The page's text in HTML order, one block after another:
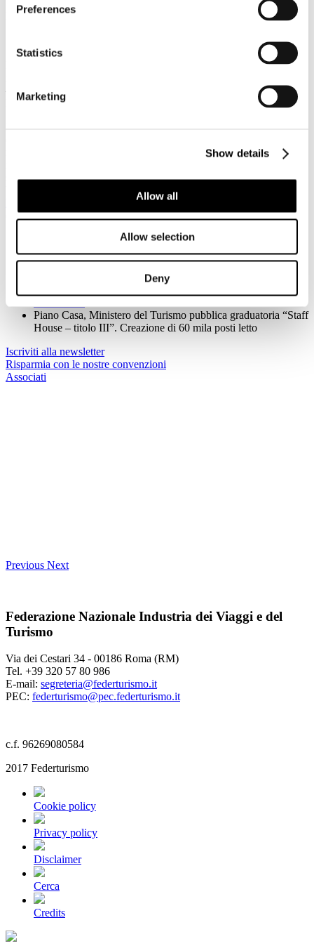
Preferences
Statistics
Marketing
Show details
Allow all
Allow selection
Deny
Dettagli
Il Ministero del Turismo ha pubblicato la graduatoria delle 212
– Titolo III”, l’incentivo per sostenere le spese di alloggio dei
lavoratori del settore turistico-ricettivo.
imprese ammesse. L’incentivo segna un ulteriore passo avanti per un
storia per il turismo, con l’obiettivo principale di migliorare il
benessere dei lavoratori del comparto. Qui il link alla graduatoria
https://www.ministeroturismo.gov.it/sostegno-alle-staff-house/
(Per maggiori informazioni: www.ministeroturismo.gov.it)
Home
I Servizi
Piano Casa, Ministero del Turismo pubblica graduatoria “Staff
House – titolo III”. Creazione di 60 mila posti letto
Iscriviti alla newsletter
Risparmia con le nostre convenzioni
Associati
Previous Next
Federazione Nazionale Industria dei Viaggi e del
Turismo
Via dei Cestari 34 - 00186 Roma (RM)
Tel. +39 320 57 80 986
E-mail: segreteria@federturismo.it
PEC: federturismo@pec.federturismo.it
c.f. 96269080584
2017 Federturismo
Cookie policy
Privacy policy
Disclaimer
Cerca
Credits